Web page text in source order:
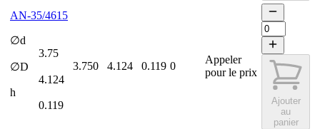
AN-35/4615
∅d
3.75
∅D
4.124
h
0.119
3.750 4.124 0.119 0
Appeler
pour le prix
Ajouter
au
panier